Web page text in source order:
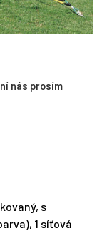
nás prosím
s
1 síťová